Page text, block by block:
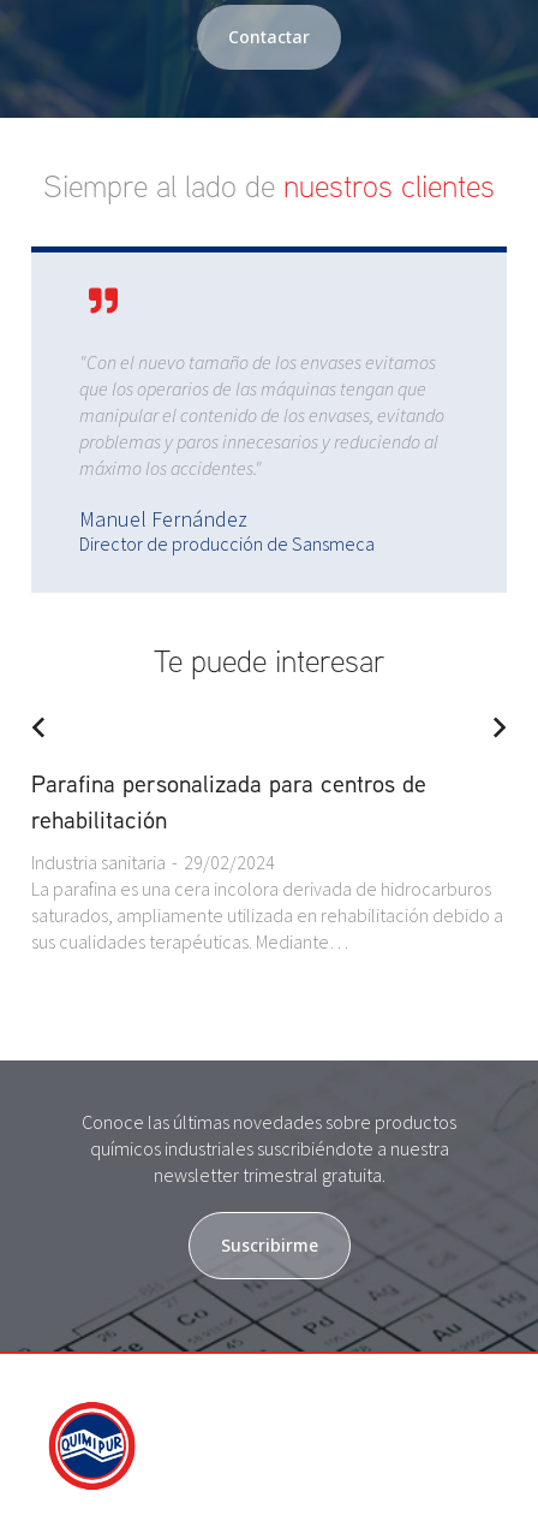
Contactar
Siempre al lado de nuestros clientes
Manuel Fernández
Director de producción de Sansmeca
"Con el nuevo tamaño de los envases evitamos
que los operarios de las máquinas tengan que
manipular el contenido de los envases, evitando
problemas y paros innecesarios y reduciendo al
máximo los accidentes."
Te puede interesar
Parafina personalizada para centros de
rehabilitación
Industria sanitaria
29/02/2024
La parafina es una cera incolora derivada de hidrocarburos
saturados, ampliamente utilizada en rehabilitación debido a
sus cualidades terapéuticas. Mediante…
Conoce las últimas novedades sobre productos
químicos industriales suscribiéndote a nuestra
newsletter trimestral gratuita.
Suscribirme